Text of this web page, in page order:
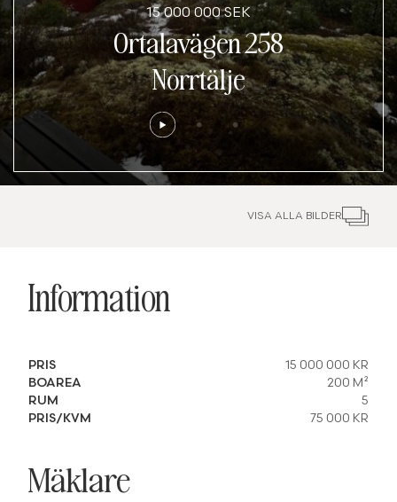
15 000 000 SEK
Ortalavägen 258
Norrtälje
VISA ALLA BILDER
Information
PRIS
15 000 000 KR
BOAREA
200 M²
RUM
5
PRIS/KVM
75 000 KR
Mäklare